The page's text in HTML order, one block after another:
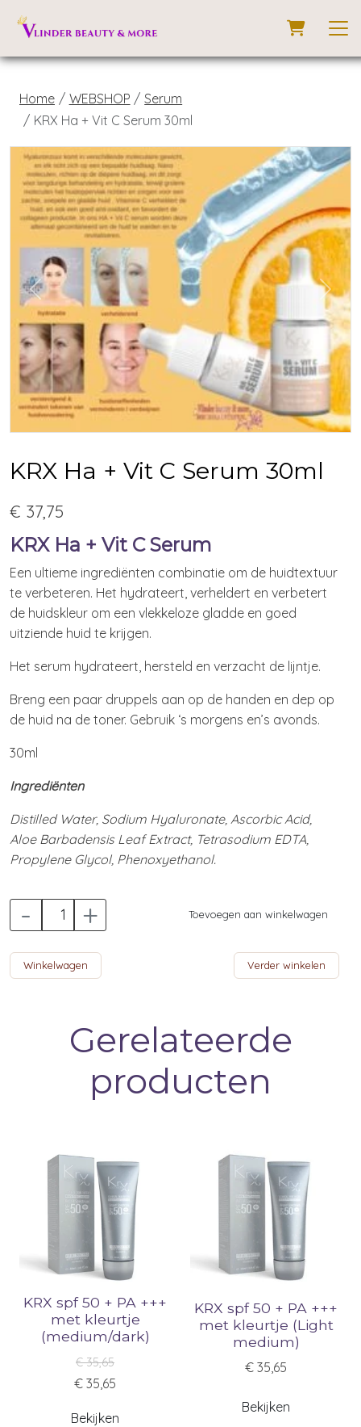
Home WEBSHOP
Serum
KRX Ha + Vit C Serum 30ml
KRX Ha + Vit C Serum 30ml
€ 37,75
KRX Ha + Vit C Serum
Een ultieme ingrediënten combinatie om de huidtextuur
te verbeteren. Het hydrateert, verheldert en verbetert
de huidskleur om een ​​vlekkeloze gladde en goed
uitziende huid te krijgen.
Het serum hydrateert, hersteld en verzacht de lijntje.
Breng een paar druppels aan op de handen en dep op
de huid na de toner. Gebruik ‘s morgens en’s avonds.
30ml
Ingrediënten
Distilled Water, Sodium Hyaluronate, Ascorbic Acid,
Aloe Barbadensis Leaf Extract, Tetrasodium EDTA,
Propylene Glycol, Phenoxyethanol.
- + Toevoegen aan winkelwagen
Winkelwagen Verder winkelen
Previous Next
Gerelateerde
producten
KRX spf 50 + PA +++
met kleurtje
(medium/dark)
€ 35,65
€ 35,65
Bekijken
KRX spf 50 + PA +++
met kleurtje (Light
medium)
€ 35,65
Bekijken